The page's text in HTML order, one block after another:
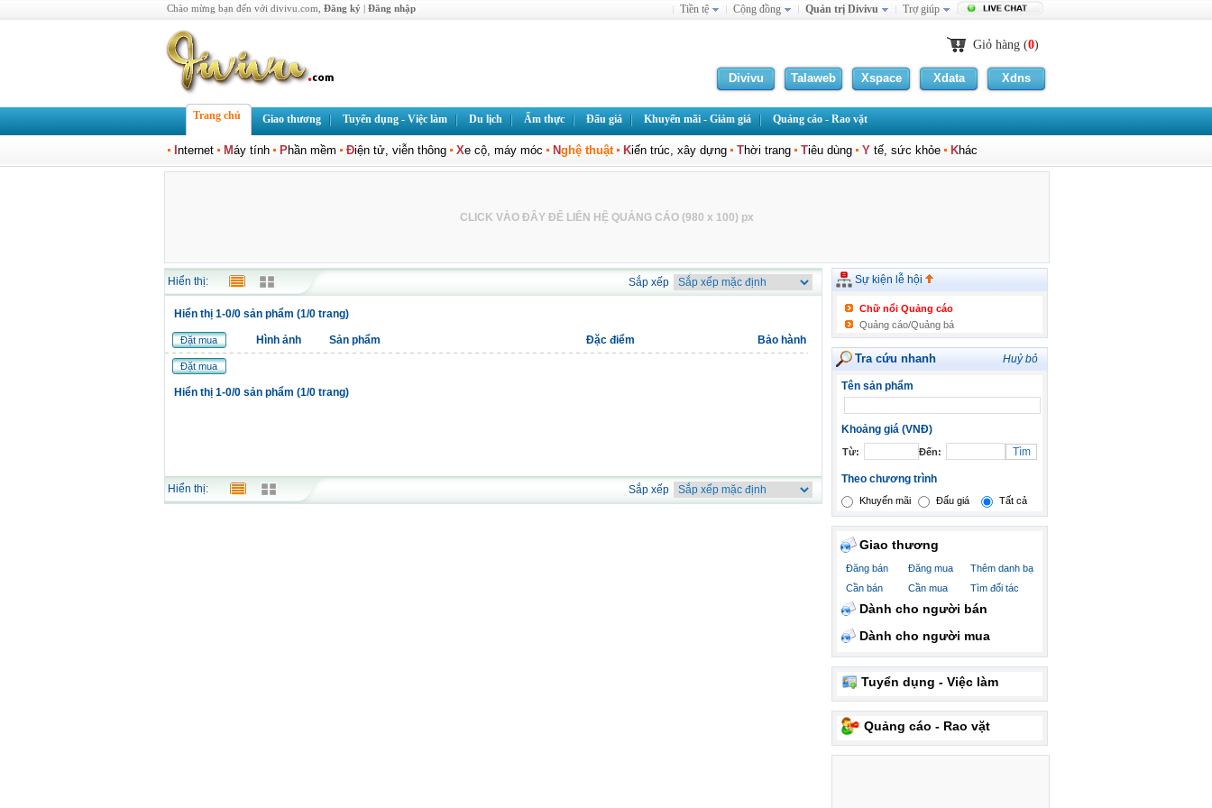
Chào mừng bạn đến với divivu.com, Đăng ký | Đăng nhập Tiền tệ Cộng đồng Quản trị Divivu Trợ giúp
Giỏ hàng (0)
Divivu Talaweb Xspace Xdata Xdns
Trang chủ Giao thương Tuyển dụng - Việc làm Du lịch Ẩm thực Đấu giá Khuyến mãi - Giảm giá Quảng cáo - Rao vặt
nternet Máy tính Phần mềm Điện tử, viễn thông Xe cộ, máy móc Nghệ thuật Kiến trúc, xây dựng Thời trang Tiêu dùng Y tế, sức khỏe Khác
CLICK VÀO ĐÂY ĐỂ LIÊN HỆ QUẢNG CÁO (980 x 100) px
Hiển thị: Sắp xếp
Hiển thị 1-0/0 sản phẩm (1/0 trang)
Đặt mua Hình ảnh Sản phẩm Đặc điểm Bảo hành
Đặt mua
Hiển thị 1-0/0 sản phẩm (1/0 trang)
Hiển thị: Sắp xếp
Sự kiện lễ hội
Chữ nổi Quảng cáo
Quảng cáo/Quảng bá
Tra cứu nhanh Huỷ bỏ
Tên sản phẩm
Khoảng giá (VNĐ)
Từ: Đến:
Theo chương trình
Khuyến mãi Đấu giá Tất cả
Giao thương
Đăng bán Đăng mua
Thêm danh bạ
Cần bán
Cần mua Tìm đối tác
Dành cho người bán
Dành cho người mua
Tuyển dụng - Việc làm
Quảng cáo - Rao vặt